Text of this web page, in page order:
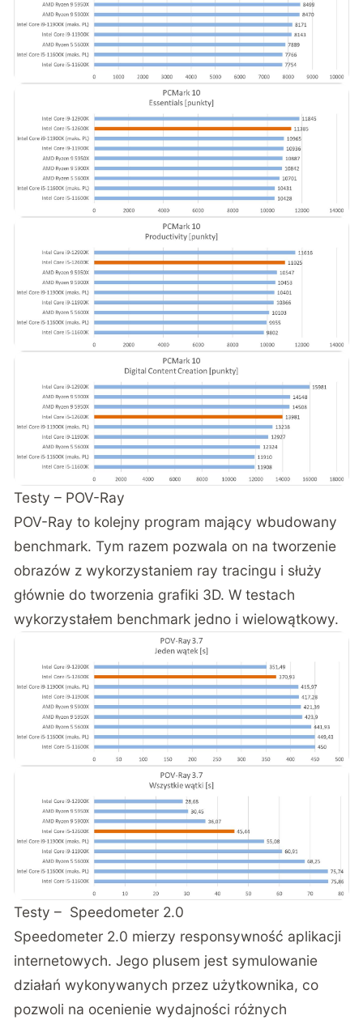
Testy – POV-Ray
POV-Ray to kolejny program mający wbudowany
benchmark. Tym razem pozwala on na tworzenie
obrazów z wykorzystaniem ray tracingu i służy
głównie do tworzenia grafiki 3D. W testach
wykorzystałem benchmark jedno i wielowątkowy.
Testy – Speedometer 2.0
Speedometer 2.0 mierzy responsywność aplikacji
internetowych. Jego plusem jest symulowanie
działań wykonywanych przez użytkownika, co
pozwoli na ocenienie wydajności różnych